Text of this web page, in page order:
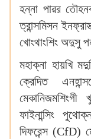
হন্না পাৱর
ত্রান্সমিসন
খোংথাংশিং অদুসু
মহাক্না হায়খি
ক্রেদিত
ফাইনান্সিং
দিফরেন্স (CfD)